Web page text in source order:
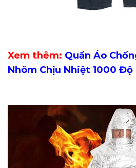
Xem thêm: Quần Áo
Nhôm Chịu Nhiệt 1000 Độ